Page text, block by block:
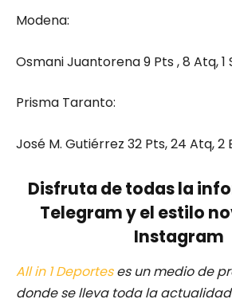
Modena:
Osmani Juantorena 9 Pts , 8 Atq, 1
Prisma Taranto:
José M. Gutiérrez 32 Pts, 24 Atq, 2
Disfruta de todas la
Telegram y el estilo
Instagram
All in 1 Deporteses un medio de
donde se lleva toda la